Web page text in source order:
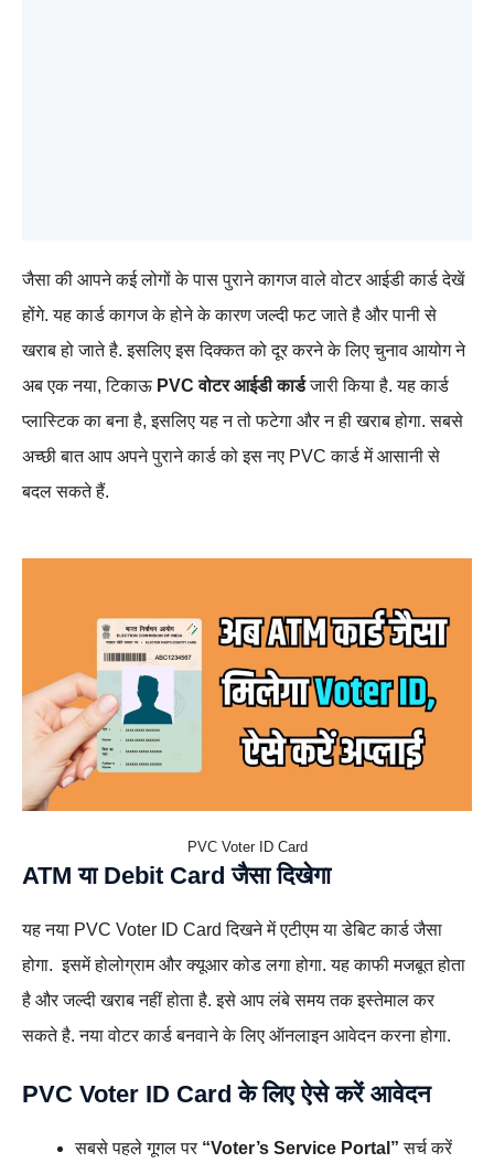
जैसा की आपने कई लोगों के पास पुराने कागज वाले वोटर आईडी कार्ड देखें
होंगे. यह कार्ड कागज के होने के कारण जल्दी फट जाते है और पानी से
खराब हो जाते है. इसलिए इस दिक्कत को दूर करने के लिए चुनाव आयोग ने
अब एक नया, टिकाऊ PVC वोटर आईडी कार्डजारी किया है. यह कार्ड
प्लास्टिक का बना है, इसलिए यह न तो फटेगा और न ही खराब होगा. सबसे
अच्छी बात आप अपने पुराने कार्ड को इस नए PVC कार्ड में आसानी से
बदल सकते हैं.
PVC Voter ID Card
ATM या Debit Card जैसा दिखेगा
यह नया PVC Voter ID Card दिखने में एटीएम या डेबिट कार्ड जैसा
होगा. इसमें होलोग्राम और क्यूआर कोड लगा होगा. यह काफी मजबूत होता
है और जल्दी खराब नहीं होता है. इसे आप लंबे समय तक इस्तेमाल कर
सकते है. नया वोटर कार्ड बनवाने के लिए ऑनलाइन आवेदन करना होगा.
PVC Voter ID Card के लिए ऐसे करें आवेदन
सबसे पहले गूगल पर “Voter’s Service Portal” सर्च करें